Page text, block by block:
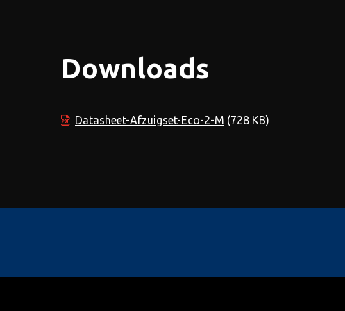
Downloads
Datasheet-Afzuigset-Eco-2-M (728 KB)